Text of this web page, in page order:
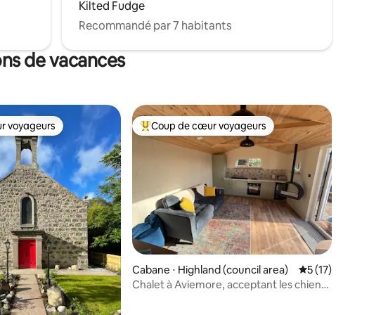
Kilted Fudge
Recommandé par 7 habitants
de vacances
de 43 commentaires : 5 sur 5
les plus appréciés
voyageurs Coups de cœur voyageurs les plus appréciés
Coup de cœur voyageurs
Cabane ⋅ Highland (council area) Évaluation
5 (17)
Chalet à Aviemore, acceptant les chiens,